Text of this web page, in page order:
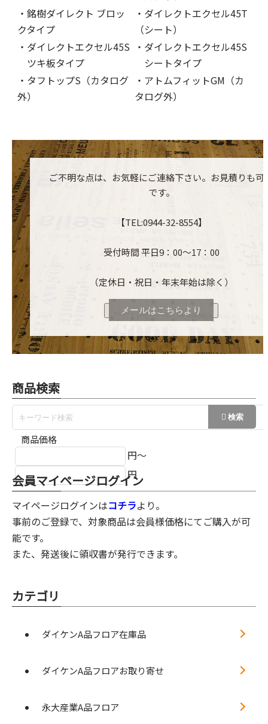
・銘樹ダイレクト ブロッ
クタイプ
・ダイレクトエクセル45T
（シート）
・ダイレクトエクセル45S
ツキ板タイプ
・ダイレクトエクセル45S
シートタイプ
・タフトップS（カタログ
外）
・アトムフィットGM（カ
タログ外）
ご不明な点は、お気軽にご連絡下さい。お見積りも可
です。
【TEL:0944-32-8554】
受付時間 平日9：00～17：00
（定休日・祝日・年末年始は除く）
メールはこちらより
商品検索
商品価格
円～
円
会員マイページログイン
マイページログインはコチラより。
事前のご登録で、対象商品は会員様価格にてご購入が可
能です。
また、発送後に領収書が発行できます。
カテゴリ
ダイケンA品フロア在庫品
ダイケンA品フロアお取り寄せ
永大産業A品フロア